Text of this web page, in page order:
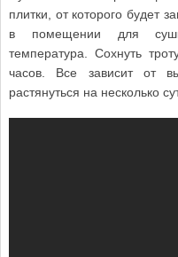
плитки, от которого будет
в помещении для
температура. Сохнуть
часов. Все зависит от
растянуться на несколько